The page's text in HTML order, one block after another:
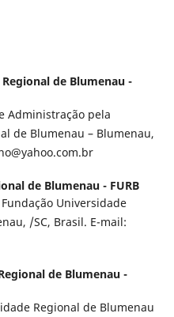
de Blumenau -
Administração pela
de Blumenau – Blumenau,
de Blumenau - FURB
Universidade
/SC, Brasil. E-mail:
de Blumenau -
Regional de Blumenau